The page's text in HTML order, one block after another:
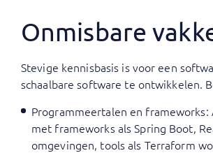
Onmisbare
Stevige kennisbasis is voor een
schaalbare software te ontwikkelen.
Programmeertalen en
met frameworks als Spring Boot,
omgevingen, tools als Terraform